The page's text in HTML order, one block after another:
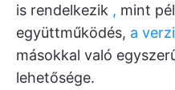
is rendelkezik , mint
együttműködés, a
másokkal való
lehetősége.